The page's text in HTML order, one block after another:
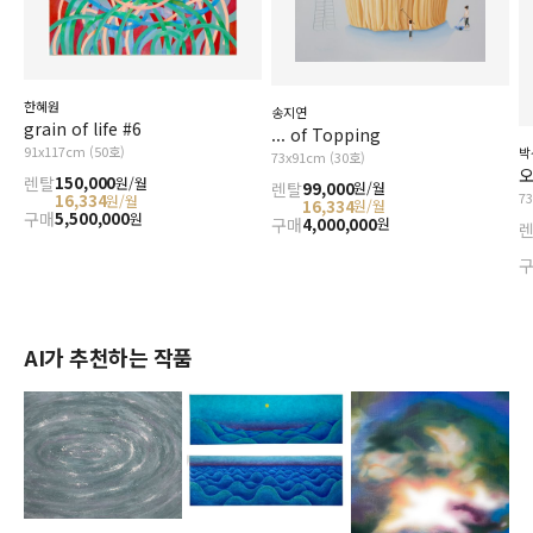
한혜원
grain of life #6
91x117cm (50호)
렌탈150,000원/월
16,334원/월
구매5,500,000원
송지연
... of Topping
73x91cm (30호)
렌탈99,000원/월
16,334원/월
구매4,000,000원
AI가 추천하는 작품